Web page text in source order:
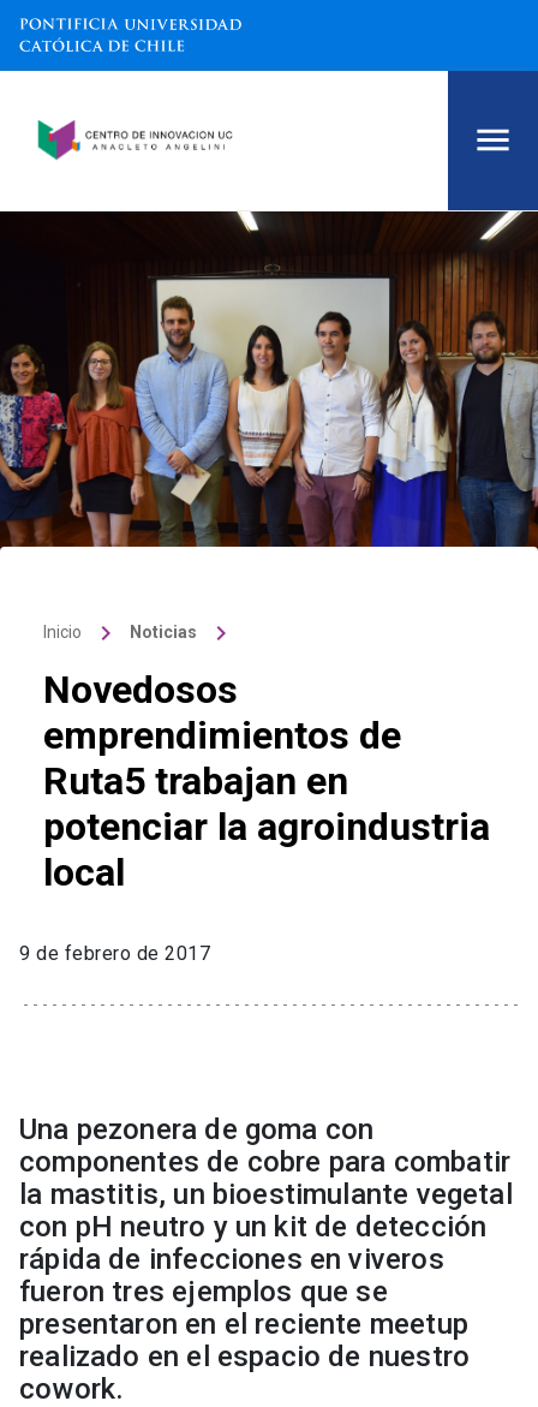
Inicio keyboard_arrow_right Noticias keyboard_arrow_right
Novedosos
emprendimientos de
Ruta5 trabajan en
potenciar la agroindustria
local
9 de febrero de 2017
Una pezonera de goma con
componentes de cobre para combatir
la mastitis, un bioestimulante vegetal
con pH neutro y un kit de detección
rápida de infecciones en viveros
fueron tres ejemplos que se
presentaron en el reciente meetup
realizado en el espacio de nuestro
cowork.